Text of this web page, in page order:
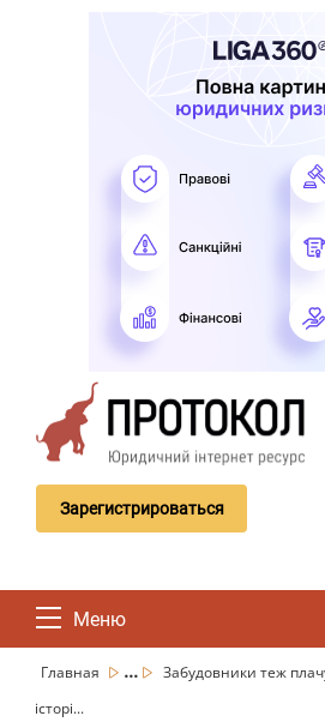
Зарегистрироваться
Меню
Главная ...
Забудовники теж
історі...